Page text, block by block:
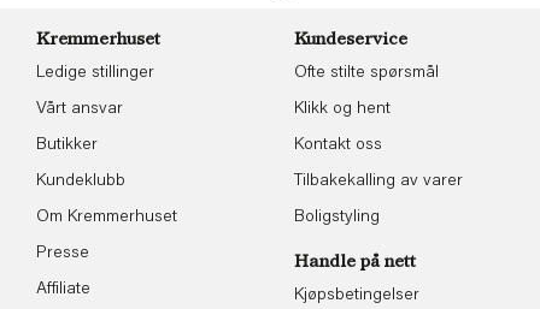
Kremmerhuset
Ledige stillinger
Vårt ansvar
Butikker
Kundeklubb
Om Kremmerhuset
Presse
Affiliate
Kundeservice
Ofte stilte spørsmål
Klikk og hent
Kontakt oss
Tilbakekalling av varer
Boligstyling
Handle på nett
Kjøpsbetingelser